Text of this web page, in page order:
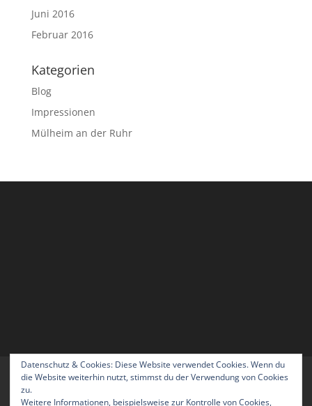
Juni 2016
Februar 2016
Kategorien
Blog
Impressionen
Mülheim an der Ruhr
Home Blog Über uns
Kontakt
Datenschutz & Cookies: Diese Website verwendet Cookies. Wenn du
die Website weiterhin nutzt, stimmst du der Verwendung von Cookies
zu.
Weitere Informationen, beispielsweise zur Kontrolle von Cookies,